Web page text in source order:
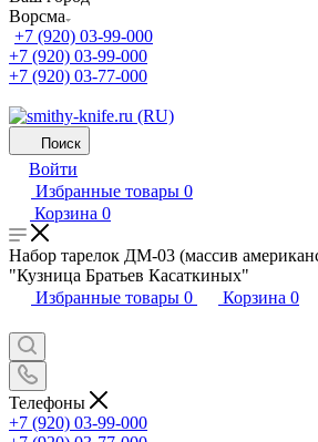
Ворсма
+7 (920) 03-99-000
+7 (920) 03-99-000
+7 (920) 03-77-000
Поиск
Войти
Избранные товары 0
Корзина 0
Набор тарелок ДМ-03 (массив
"Кузница Братьев Касаткиных"
Избранные товары 0 Корзина 0
Телефоны
+7 (920) 03-99-000